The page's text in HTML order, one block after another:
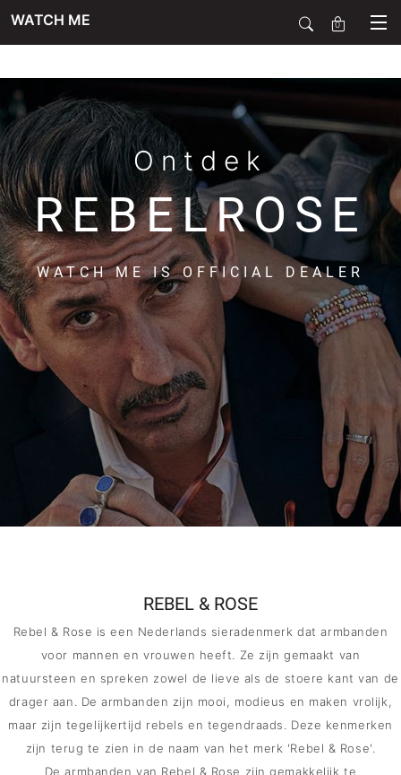
WATCH ME
SIERADEN
HORLOGES
SMARTWATCHES
SOORT
0
Ontdek
REBELROSE
WATCH ME IS OFFICIAL DEALER
REBEL & ROSE
Rebel & Rose is een Nederlands sieradenmerk dat armbanden
voor mannen en vrouwen heeft. Ze zijn gemaakt van
natuursteen en spreken zowel de lieve als de stoere kant van de
drager aan. De armbanden zijn mooi, modieus en maken vrolijk,
maar zijn tegelijkertijd rebels en tegendraads. Deze kenmerken
zijn terug te zien in de naam van het merk 'Rebel & Rose'.
De armbanden van Rebel & Rose zijn gemakkelijk te